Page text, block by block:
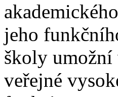
jeho
školy umožní
veřejné